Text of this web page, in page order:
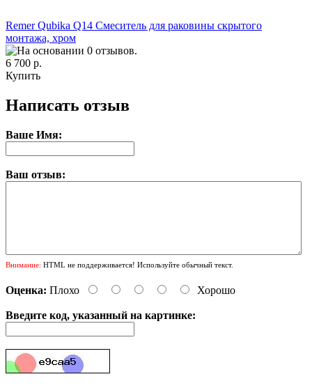
Remer Qubika Q14 Смеситель для раковины скрытого
монтажа, хром
6 700 р.
Купить
Написать отзыв
Ваше Имя:
Ваш отзыв:
Внимание: HTML не поддерживается! Используйте обычный текст.
Оценка: Плохо Хорошо
Введите код, указанный на картинке: